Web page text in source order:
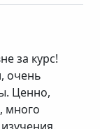
за курс!
очень
Ценно,
много